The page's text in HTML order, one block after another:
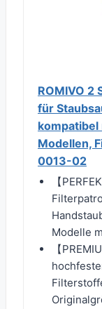
ROMIVO 2
für
Modellen,
0013-02
【
Modelle
【